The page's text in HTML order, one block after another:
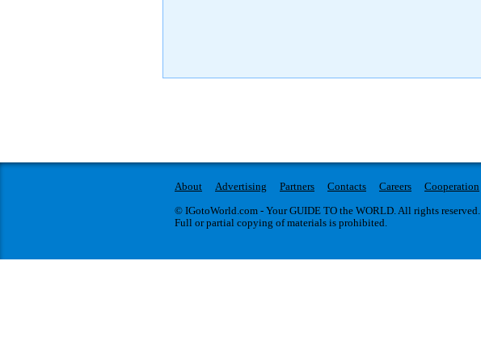
About Advertising Partners Contacts Careers Cooperation
© IGotoWorld.com - Your GUIDE TO the WORLD. All rights reserved.
Full or partial copying of materials is prohibited.